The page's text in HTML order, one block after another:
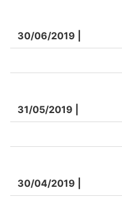
30/06/2019 |
31/05/2019 |
30/04/2019 |